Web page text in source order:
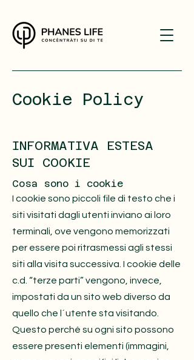
Cookie Policy
INFORMATIVA ESTESA
SUI COOKIE
Cosa sono i cookie
I cookie sono piccoli file di testo che i
siti visitati dagli utenti inviano ai loro
terminali, ove vengono memorizzati
per essere poi ritrasmessi agli stessi
siti alla visita successiva. I cookie delle
c.d. “terze parti” vengono, invece,
impostati da un sito web diverso da
quello che l´utente sta visitando.
Questo perché su ogni sito possono
essere presenti elementi (immagini,